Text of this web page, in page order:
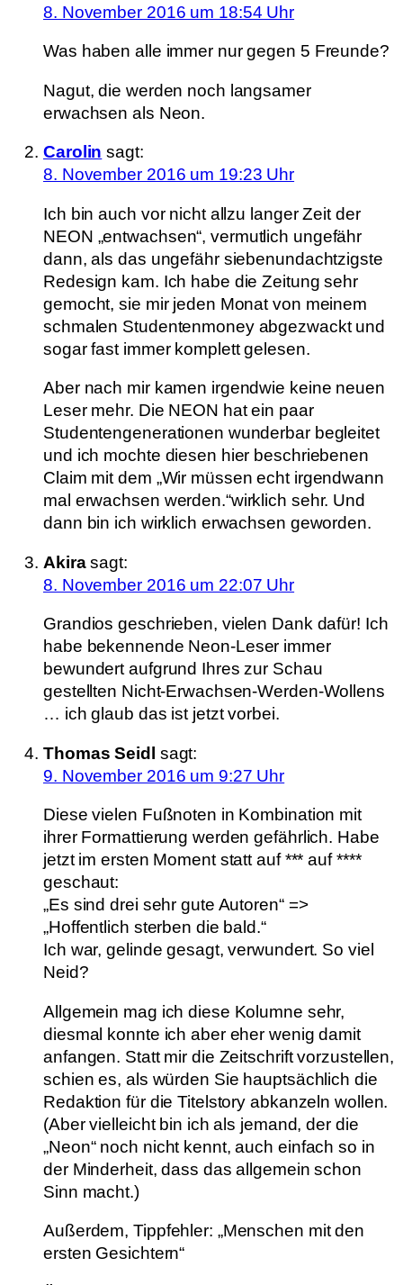
8. November 2016 um 18:54 Uhr
Was haben alle immer nur gegen 5 Freunde?
Nagut, die werden noch langsamer
erwachsen als Neon.
Carolin sagt:
8. November 2016 um 19:23 Uhr
Ich bin auch vor nicht allzu langer Zeit der
NEON „entwachsen“, vermutlich ungefähr
dann, als das ungefähr siebenundachtzigste
Redesign kam. Ich habe die Zeitung sehr
gemocht, sie mir jeden Monat von meinem
schmalen Studentenmoney abgezwackt und
sogar fast immer komplett gelesen.
Aber nach mir kamen irgendwie keine neuen
Leser mehr. Die NEON hat ein paar
Studentengenerationen wunderbar begleitet
und ich mochte diesen hier beschriebenen
Claim mit dem „Wir müssen echt irgendwann
mal erwachsen werden.“wirklich sehr. Und
dann bin ich wirklich erwachsen geworden.
Akira sagt:
8. November 2016 um 22:07 Uhr
Grandios geschrieben, vielen Dank dafür! Ich
habe bekennende Neon-Leser immer
bewundert aufgrund Ihres zur Schau
gestellten Nicht-Erwachsen-Werden-Wollens
… ich glaub das ist jetzt vorbei.
Thomas Seidl sagt:
9. November 2016 um 9:27 Uhr
Diese vielen Fußnoten in Kombination mit
ihrer Formattierung werden gefährlich. Habe
jetzt im ersten Moment statt auf *** auf ****
geschaut:
„Es sind drei sehr gute Autoren“ =>
„Hoffentlich sterben die bald.“
Ich war, gelinde gesagt, verwundert. So viel
Neid?
Allgemein mag ich diese Kolumne sehr,
diesmal konnte ich aber eher wenig damit
anfangen. Statt mir die Zeitschrift vorzustellen,
schien es, als würden Sie hauptsächlich die
Redaktion für die Titelstory abkanzeln wollen.
(Aber vielleicht bin ich als jemand, der die
„Neon“ noch nicht kennt, auch einfach so in
der Minderheit, dass das allgemein schon
Sinn macht.)
Außerdem, Tippfehler: „Menschen mit den
ersten Gesichtern“